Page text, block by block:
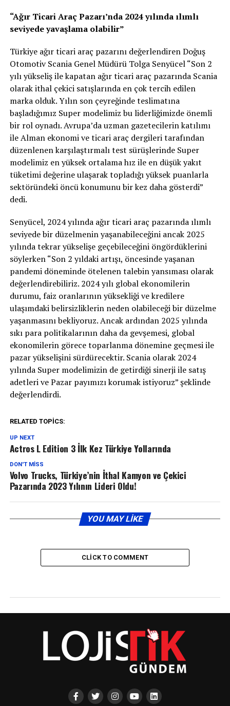
“Ağır Ticari Araç Pazarı’nda 2024 yılında ılımlı
seviyede yavaşlama olabilir”
Türkiye ağır ticari araç pazarını değerlendiren Doğuş
Otomotiv Scania Genel Müdürü Tolga Senyücel “Son 2
yılı yükseliş ile kapatan ağır ticari araç pazarında Scania
olarak ithal çekici satışlarında en çok tercih edilen
marka olduk. Yılın son çeyreğinde teslimatına
başladığımız Super modelimiz bu liderliğimizde önemli
bir rol oynadı. Avrupa’da uzman gazetecilerin katılımı
ile Alman ekonomi ve ticari araç dergileri tarafından
düzenlenen karşılaştırmalı test sürüşlerinde Super
modelimiz en yüksek ortalama hız ile en düşük yakıt
tüketimi değerine ulaşarak topladığı yüksek puanlarla
sektöründeki öncü konumunu bir kez daha gösterdi”
dedi.
Senyücel, 2024 yılında ağır ticari araç pazarında ılımlı
seviyede bir düzelmenin yaşanabileceğini ancak 2025
yılında tekrar yükselişe geçebileceğini öngördüklerini
söylerken “Son 2 yıldaki artışı, öncesinde yaşanan
pandemi döneminde ötelenen talebin yansıması olarak
değerlendirebiliriz. 2024 yılı global ekonomilerin
durumu, faiz oranlarının yüksekliği ve kredilere
ulaşımdaki belirsizliklerin neden olabileceği bir düzelme
yaşanmasını bekliyoruz. Ancak ardından 2025 yılında
sıkı para politikalarının daha da gevşemesi, global
ekonomilerin görece toparlanma dönemine geçmesi ile
pazar yükselişini sürdürecektir. Scania olarak 2024
yılında Super modelimizin de getirdiği sinerji ile satış
adetleri ve Pazar payımızı korumak istiyoruz” şeklinde
değerlendirdi.
RELATED TOPICS:
UP NEXT
Actros L Edition 3 İlk Kez Türkiye Yollarında
DON'T MISS
Volvo Trucks, Türkiye’nin İthal Kamyon ve Çekici
Pazarında 2023 Yılının Lideri Oldu!
YOU MAY LIKE
CLICK TO COMMENT